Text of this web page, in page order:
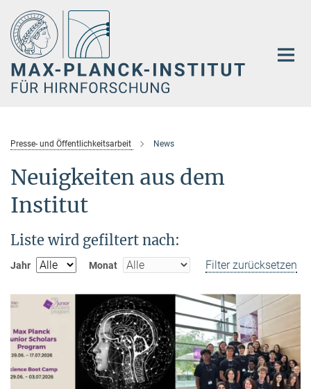
Hauptinhalt
Presse- und Öffentlichkeitsarbeit News
Neuigkeiten aus dem
Institut
Liste wird gefiltert nach:
Jahr Monat Filter zurücksetzen